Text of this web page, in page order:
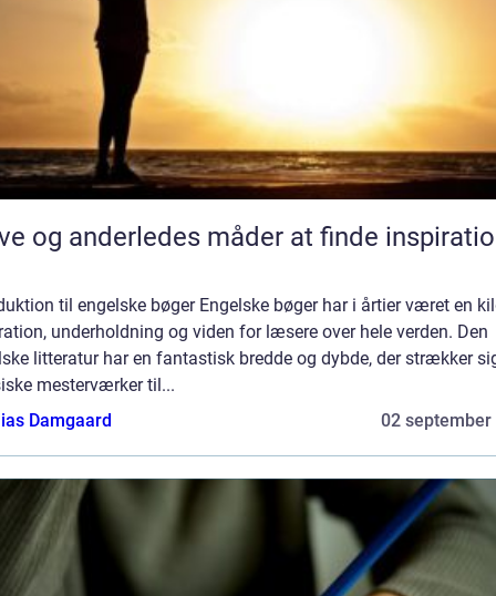
og anderledes måder at finde
til engelske bøger Engelske bøger har i årtier været en
underholdning og viden for læsere over hele verden. Den
litteratur har en fantastisk bredde og dybde, der strækker
mesterværker til...
Damgaard
02 september